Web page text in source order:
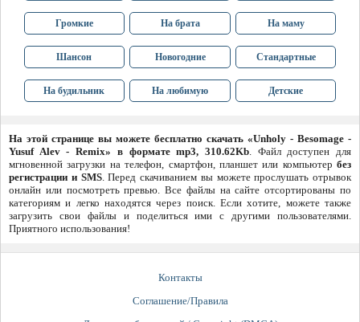
Громкие На брата На маму
Шансон Новогодние Стандартные
На будильник На любимую Детские
На этой странице вы можете бесплатно скачать «Unholy - Besomage -
Yusuf Alev - Remix» в формате mp3, 310.62Kb. Файл доступен для
мгновенной загрузки на телефон, смартфон, планшет или компьютер без
регистрации и SMS. Перед скачиванием вы можете прослушать отрывок
онлайн или посмотреть превью. Все файлы на сайте отсортированы по
категориям и легко находятся через поиск. Если хотите, можете также
загрузить свои файлы и поделиться ими с другими пользователями.
Приятного использования!
Контакты
Соглашение/Правила